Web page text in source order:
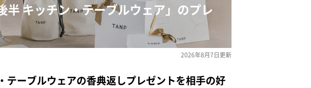
半 キッチン・テーブルウェア」のプレ
2026年8月7日更新
テーブルウェアの香典返しプレゼントを相手の好